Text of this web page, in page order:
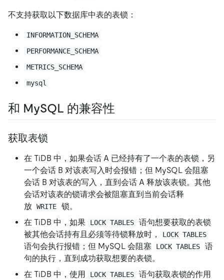
不支持获取以下数据库中表的表锁：
INFORMATION_SCHEMA
PERFORMANCE_SCHEMA
METRICS_SCHEMA
mysql
和 MySQL 的兼容性
获取表锁
在 TiDB 中，如果会话 A 已经持有了一个表的表锁，另
一个会话 B 对该表写入时会报错；但 MySQL 会阻塞
会话 B 对该表的写入，直到会话 A 释放该表锁。其他
会话对该表的锁请求会被阻塞直到当前会话释
放 WRITE
锁。
在 TiDB 中，如果
LOCK TABLES
语句想要获取的表锁
被其他会话持有且必须等待锁释放时，
LOCK TABLES
语句会执行报错；但 MySQL 会阻塞 LOCK TABLES
语
句的执行，直到成功获取想要的表锁。
在 TiDB 中，使用
LOCK TABLES
语句获取表锁的作用